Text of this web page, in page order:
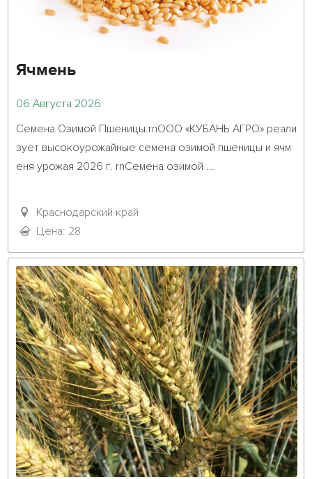
Ячмень
06 Августа 2026
Семена Озимой Пшеницы.rnООО «КУБАНЬ АГРО» реали
зует высокоурожайные семена озимой пшеницы и ячм
еня урожая 2026 г. rnСемена озимой ...
Краснодарский край
Цена: 28